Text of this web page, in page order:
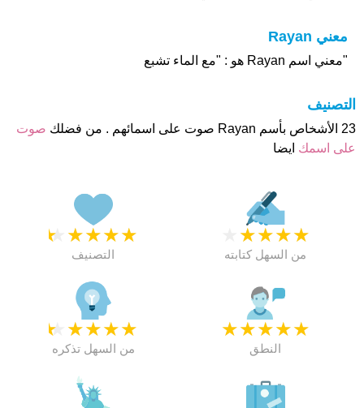
معني Rayan
"معني اسم Rayan هو : "مع الماء تشبع
التصنيف
23 الأشخاص بأسم Rayan صوت على اسمائهم . من فضلك
صوت
على اسمك ايضا
★
★
★
★
★
التصنيف
★
★
★
★
من السهل كتابته
★
★
★
★
★
من السهل تذكره
★
★
★
★
★
النطق